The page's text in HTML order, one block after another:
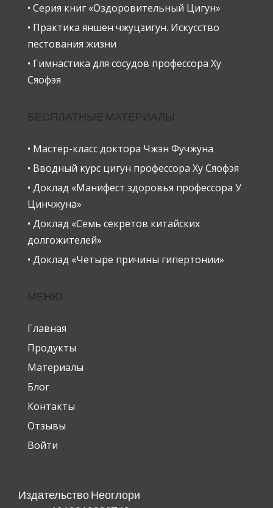
• Серия книг «Оздоровительный Цигун»
• Практика яншен чжуцзигун. Искусство
пестования жизни
• Гимнастика для сосудов профессора Ху
Сяофэя
БЕСПЛАТНЫЕ МАТЕРИАЛЫ
• Мастер-класс доктора Чжэн Фучжуна
• Вводный курс цигун профессора Ху Сяофэя
• Доклад «Манифест здоровья профессора У
Цинчжуна»
• Доклад «Семь секретов китайских
долгожителей»
• Доклад «Четыре причины гипертонии»
МЕНЮ
Главная
Продукты
Материалы
Блог
Контакты
Отзывы
Войти
Издательство Неоглори